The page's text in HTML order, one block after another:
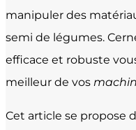
manipuler des
semi de légumes.
efficace et robuste
meilleur de vos
Cet article se propose